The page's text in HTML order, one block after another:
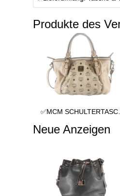
Produkte des
✅MCM
Neue Anzeigen